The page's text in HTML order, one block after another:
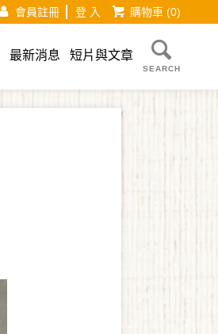
會員註冊 登 入 購物車 (0)
最新消息 短片與文章
SEARCH